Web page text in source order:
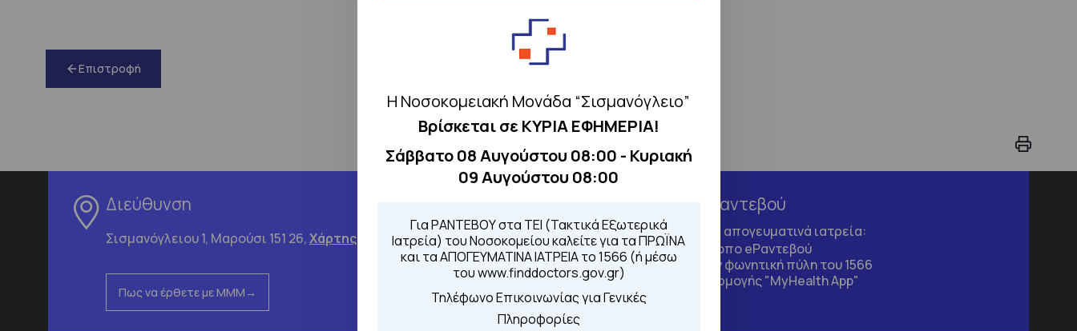
Η Νοσοκομειακή Μονάδα “Σισμανόγλειο”
Βρίσκεται σε ΚΥΡΙΑ ΕΦΗΜΕΡΙΑ!
Σάββατο 08 Αυγούστου 08:00 - Κυριακή
09 Αυγούστου 08:00
Για ΡΑΝΤΕΒΟΥ στα ΤΕΙ (Τακτικά Εξωτερικά
Ιατρεία) του Νοσοκομείου καλείτε για τα ΠΡΩΪΝΑ
και τα ΑΠΟΓΕΥΜΑΤΙΝΑ ΙΑΤΡΕΙΑ το 1566 (ή μέσω
του www.finddoctors.gov.gr)
Τηλέφωνο Επικοινωνίας για Γενικές
Πληροφορίες
Επιστροφή
Διεύθυνση
Σισμανόγλειου 1, Μαρούσι 151 26,Χάρτης Περιοχής
Πως να έρθετε με ΜΜΜ
Τηλέφωνα για Ραντεβού
Για τα πρωινά και τα απογευματινά ιατρεία:
Από τον ιστότοποeΡαντεβού
Καλώντας στην φωνητική πύλη του 1566
Μέσω της εφαρμογής "MyHealth App"